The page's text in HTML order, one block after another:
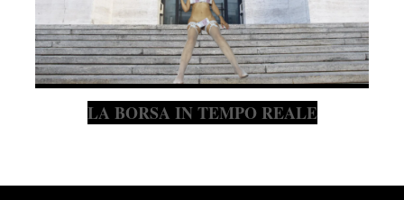
LA BORSA IN TEMPO REALE